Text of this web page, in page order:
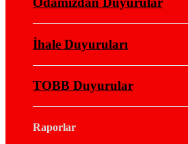
İhale Duyuruları
TOBB Duyurular
Raporlar